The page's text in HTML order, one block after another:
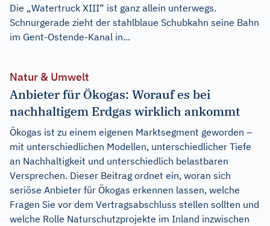
Die „Watertruck XIII“ ist ganz allein unterwegs.
Schnurgerade zieht der stahlblaue Schubkahn seine Bahn
im Gent-Ostende-Kanal in...
Natur & Umwelt
Anbieter für Ökogas: Worauf es bei
nachhaltigem Erdgas wirklich ankommt
Ökogas ist zu einem eigenen Marktsegment geworden –
mit unterschiedlichen Modellen, unterschiedlicher Tiefe
an Nachhaltigkeit und unterschiedlich belastbaren
Versprechen. Dieser Beitrag ordnet ein, woran sich
seriöse Anbieter für Ökogas erkennen lassen, welche
Fragen Sie vor dem Vertragsabschluss stellen sollten und
welche Rolle Naturschutzprojekte im Inland inzwischen